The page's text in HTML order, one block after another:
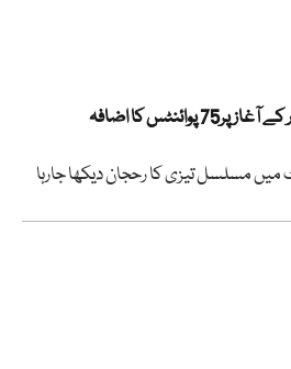
کا اضافہ
مسلسل تیزی کا رحجان دیکھا جارہا